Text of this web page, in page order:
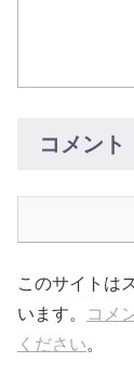
コメント
このサイトは
います。
コメ
ください。